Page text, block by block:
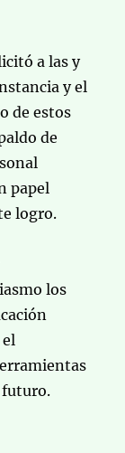
a las y
y el
de estos
de
papel
logro.
los
futuro.